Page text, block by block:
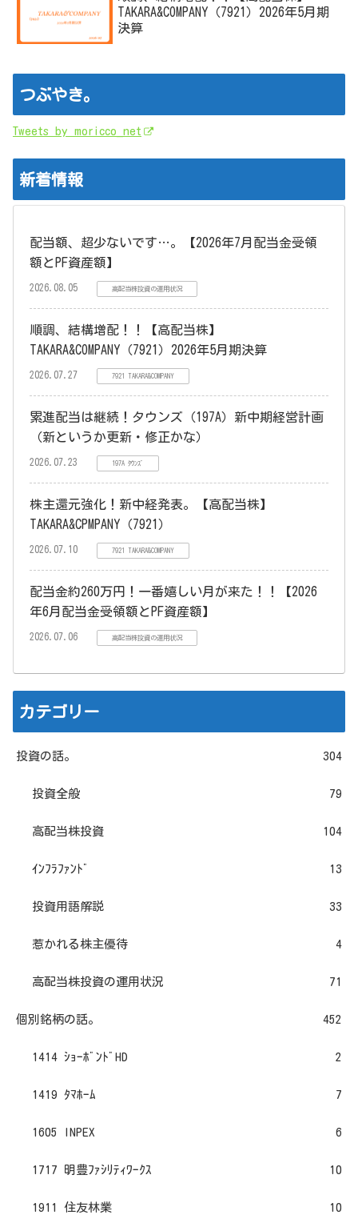
TAKARA&COMPANY（7921）2026年5月期
決算
つぶやき。
Tweets by moricco_net
新着情報
配当額、超少ないです…。【2026年7月配当金受領
額とPF資産額】
2026.08.05 高配当株投資の運用状況
順調、結構増配！！【高配当株】
TAKARA&COMPANY（7921）2026年5月期決算
2026.07.27 7921 TAKARA&COMPANY
累進配当は継続！タウンズ（197A）新中期経営計画
（新というか更新・修正かな）
2026.07.23 197A ﾀｳﾝｽﾞ
株主還元強化！新中経発表。【高配当株】
TAKARA&CPMPANY（7921）
2026.07.10 7921 TAKARA&COMPANY
配当金約260万円！一番嬉しい月が来た！！【2026
年6月配当金受領額とPF資産額】
2026.07.06 高配当株投資の運用状況
カテゴリー
投資の話。 304
投資全般 79
高配当株投資 104
ｲﾝﾌﾗﾌｧﾝﾄﾞ 13
投資用語解説 33
惹かれる株主優待 4
高配当株投資の運用状況 71
個別銘柄の話。 452
1414 ｼｮｰﾎﾞﾝﾄﾞHD 2
1419 ﾀﾏﾎｰﾑ 7
1605 INPEX 6
1717 明豊ﾌｧｼﾘﾃｨﾜｰｸｽ 10
1911 住友林業 10